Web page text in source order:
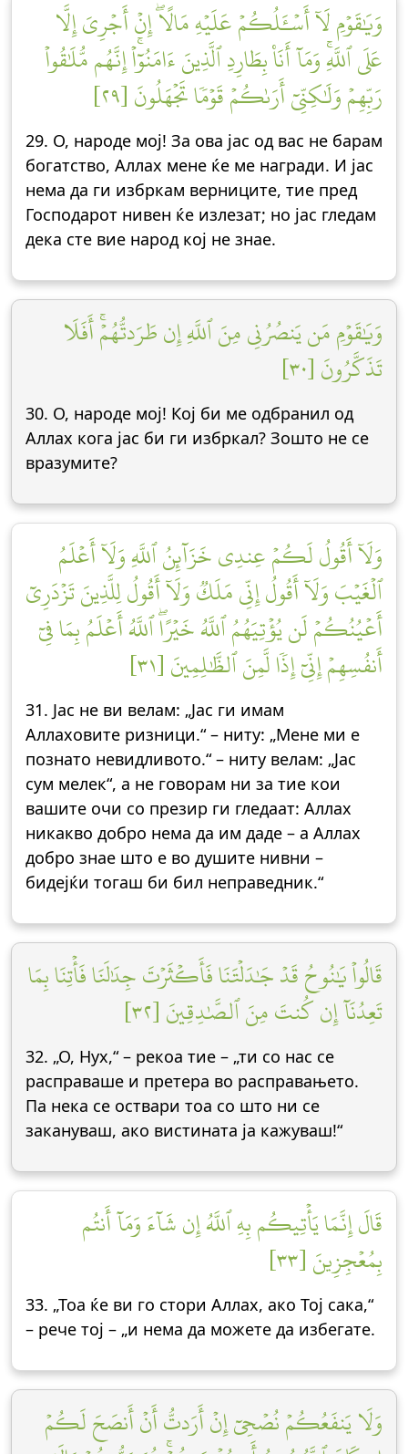
وَيَٰقَوۡمِ لَآ أَسۡـَٔلُكُمۡ عَلَيۡهِ مَالًاۖ إِنۡ أَجۡرِيَ إِلَّا
عَلَى ٱللَّهِۚ وَمَآ أَنَا۠ بِطَارِدِ ٱلَّذِينَ ءَامَنُوٓاْۚ إِنَّهُم مُّلَٰقُواْ
رَبِّهِمۡ وَلَٰكِنِّيٓ أَرَىٰكُمۡ قَوۡمٗا تَجۡهَلُونَ [٢٩]
29. О, народе мој! За ова јас од вас не барам
богатство, Аллах мене ќе ме награди. И јас
нема да ги избркам верниците, тие пред
Господарот нивен ќе излезат; но јас гледам
дека сте вие народ кој не знае.
وَيَٰقَوۡمِ مَن يَنصُرُنِي مِنَ ٱللَّهِ إِن طَرَدتُّهُمۡۚ أَفَلَا
تَذَكَّرُونَ [٣٠]
30. О, народе мој! Кој би ме одбранил од
Аллах кога јас би ги избркал? Зошто не се
вразумите?
وَلَآ أَقُولُ لَكُمۡ عِندِي خَزَآئِنُ ٱللَّهِ وَلَآ أَعۡلَمُ
ٱلۡغَيۡبَ وَلَآ أَقُولُ إِنِّي مَلَكٞ وَلَآ أَقُولُ لِلَّذِينَ تَزۡدَرِيٓ
أَعۡيُنُكُمۡ لَن يُؤۡتِيَهُمُ ٱللَّهُ خَيۡرًاۖ ٱللَّهُ أَعۡلَمُ بِمَا فِيٓ
أَنفُسِهِمۡ إِنِّيٓ إِذٗا لَّمِنَ ٱلظَّٰلِمِينَ [٣١]
31. Јас не ви велам: „Јас ги имам
Аллаховите ризници.“ – ниту: „Мене ми е
познато невидливото.“ – ниту велам: „Јас
сум мелек“, а не говорам ни за тие кои
вашите очи со презир ги гледаат: Аллах
никакво добро нема да им даде – а Аллах
добро знае што е во душите нивни –
бидејќи тогаш би бил неправедник.“
قَالُواْ يَٰنُوحُ قَدۡ جَٰدَلۡتَنَا فَأَكۡثَرۡتَ جِدَٰلَنَا فَأۡتِنَا بِمَا
تَعِدُنَآ إِن كُنتَ مِنَ ٱلصَّٰدِقِينَ [٣٢]
32. „О, Нух,“ – рекоа тие – „ти со нас се
расправаше и претера во расправањето.
Па нека се оствари тоа со што ни се
закануваш, ако вистината ја кажуваш!“
قَالَ إِنَّمَا يَأۡتِيكُم بِهِ ٱللَّهُ إِن شَآءَ وَمَآ أَنتُم
بِمُعۡجِزِينَ [٣٣]
33. „Тоа ќе ви го стори Аллах, ако Тој сака,“
– рече тој – „и нема да можете да избегате.
وَلَا يَنفَعُكُمۡ نُصۡحِيٓ إِنۡ أَرَدتُّ أَنۡ أَنصَحَ لَكُمۡ